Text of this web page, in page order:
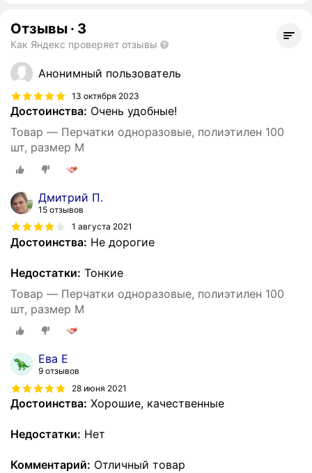
Отзывы · 3
Как Яндекс проверяет отзывы
Анонимный пользователь
13 октября 2023
Достоинства: Очень удобные!
Товар — Перчатки одноразовые, полиэтилен 100
шт, размер M
Дмитрий П.
15 отзывов
1 августа 2021
Достоинства: Не дорогие
Недостатки: Тонкие
Товар — Перчатки одноразовые, полиэтилен 100
шт, размер M
Ева Е
9 отзывов
28 июня 2021
Достоинства: Хорошие, качественные
Недостатки: Нет
Комментарий: Отличный товар